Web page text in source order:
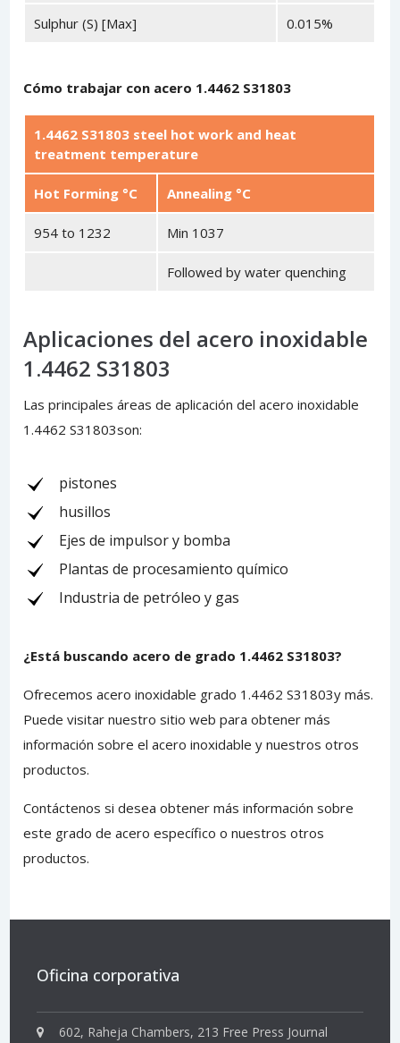
Sulphur (S) [Max] 0.015%
Cómo trabajar con acero 1.4462 S31803
1.4462 S31803 steel hot work and heat
treatment temperature
Hot Forming °C Annealing °C
954 to 1232 Min 1037
Followed by water quenching
Aplicaciones del acero inoxidable
1.4462 S31803
Las principales áreas de aplicación del acero inoxidable
1.4462 S31803son:
pistones
husillos
Ejes de impulsor y bomba
Plantas de procesamiento químico
Industria de petróleo y gas
¿Está buscando acero de grado 1.4462 S31803?
Ofrecemos acero inoxidable grado 1.4462 S31803y más.
Puede visitar nuestro sitio web para obtener más
información sobre el acero inoxidable y nuestros otros
productos.
Contáctenos si desea obtener más información sobre
este grado de acero específico o nuestros otros
productos.
Oficina corporativa
602, Raheja Chambers, 213 Free Press Journal